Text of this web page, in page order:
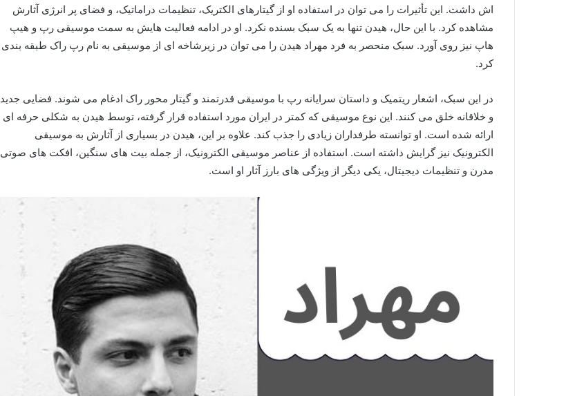
اش داشت. این تأثیرات را می‌ توان در استفاده او از گیتارهای الکتریک، تنظیمات دراماتیک، و فضای پر انرژی آثارش
مشاهده کرد. با این حال، هیدن تنها به یک سبک بسنده نکرد. او در ادامه فعالیت‌ هایش به سمت موسیقی رپ و هیپ‌
هاپ نیز روی آورد. سبک منحصر به‌ فرد مهراد هیدن را می‌ توان در زیرشاخه‌ ای از موسیقی به نام رپ راک طبقه‌ بندی
کرد.
در این سبک، اشعار ریتمیک و داستان‌ سرایانه رپ با موسیقی قدرتمند و گیتار محور راک ادغام می‌ شوند. فضایی جدید
و خلاقانه خلق می‌ کنند. این نوع موسیقی که کمتر در ایران مورد استفاده قرار گرفته، توسط هیدن به شکلی حرفه‌ ای
ارائه شده است. او توانسته طرفداران زیادی را جذب کند. علاوه بر این، هیدن در بسیاری از آثارش به موسیقی
الکترونیک نیز گرایش داشته است. استفاده از عناصر موسیقی الکترونیک، از جمله بیت‌ های سنگین، افکت‌ های صوتی
مدرن و تنظیمات دیجیتال، یکی دیگر از ویژگی‌ های بارز آثار او است.